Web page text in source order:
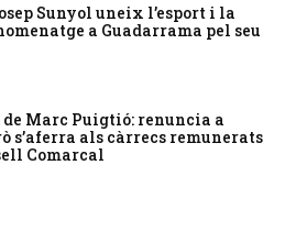
Sunyol uneix l’esport i la
a Guadarrama pel seu
Marc Puigtió: renuncia a
s’aferra als càrrecs remunerats
Comarcal